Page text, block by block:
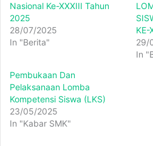
Nasional Ke-XXXIII Tahun
2025
28/07/2025
In "Berita"
KE-
29/
In
Pembukaan Dan
Pelaksanaan Lomba
Kompetensi Siswa (LKS)
23/05/2025
In "Kabar SMK"